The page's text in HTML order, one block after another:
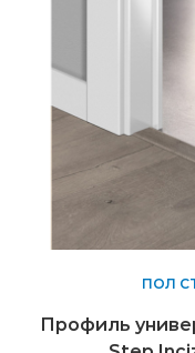
ПОЛ
Профиль